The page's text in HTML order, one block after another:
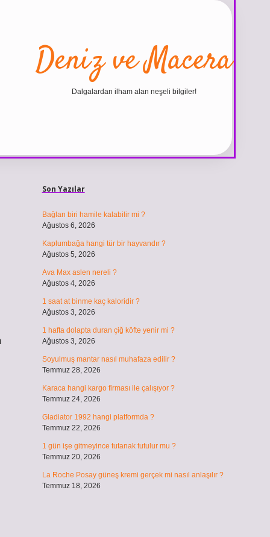
Deniz ve Macera
Dalgalardan ilham alan neşeli bilgiler!
Son Yazılar
Bağlan biri hamile kalabilir mi ?
Ağustos 6, 2026
Kaplumbağa hangi tür bir hayvandır ?
Ağustos 5, 2026
Ava Max aslen nereli ?
Ağustos 4, 2026
1 saat at binme kaç kaloridir ?
Ağustos 3, 2026
1 hafta dolapta duran çiğ köfte yenir mi ?
Ağustos 3, 2026
Soyulmuş mantar nasıl muhafaza edilir ?
Temmuz 28, 2026
Karaca hangi kargo firması ile çalışıyor ?
Temmuz 24, 2026
Gladiator 1992 hangi platformda ?
Temmuz 22, 2026
1 gün işe gitmeyince tutanak tutulur mu ?
Temmuz 20, 2026
La Roche Posay güneş kremi gerçek mi nasıl anlaşılır ?
Temmuz 18, 2026